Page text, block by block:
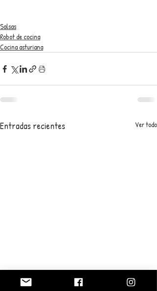
Salsas
Robot de cocina
Cocina asturiana
Entradas recientes Ver todo